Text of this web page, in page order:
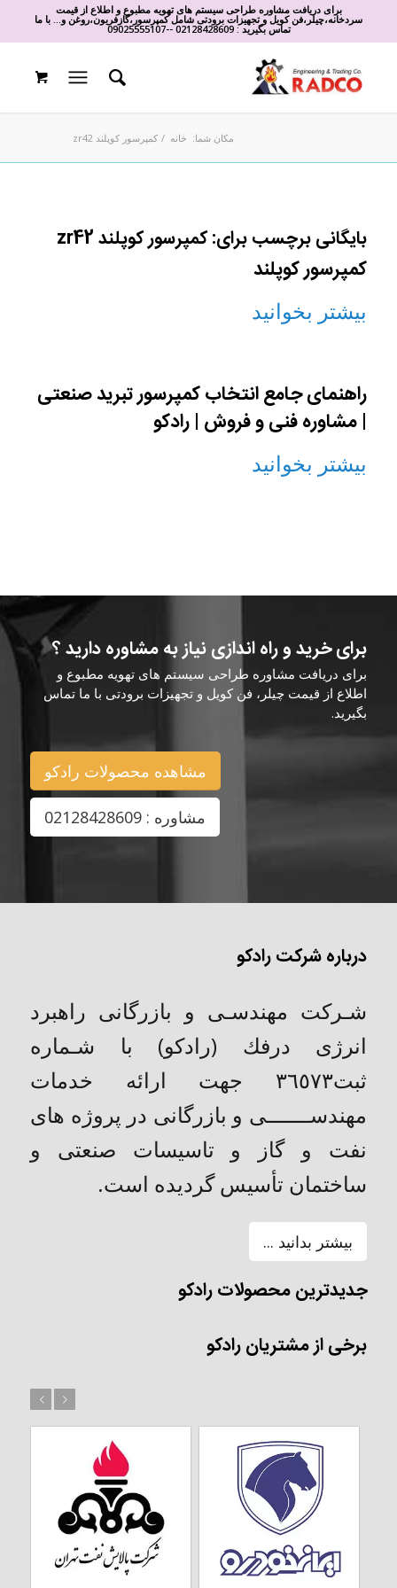
برای دریافت مشاوره طراحی سیستم های تهویه مطبوع و اطلاع از قیمت
سردخانه،چیلر،فن کویل و تجهیزات برودتی شامل کمپرسور،گازفریون،روغن و... با ما
تماس بگیرید :02128428609
-
-
09025555107
مکان شما: خانه / کمپرسور کوپلند zr42
بایگانی برچسب برای:کمپرسور کوپلند zr42
کمپرسور کوپلند
بیشتر بخوانید
راهنمای جامع انتخاب کمپرسور تبرید صنعتی
| مشاوره فنی و فروش | رادکو
بیشتر بخوانید
برای خرید و راه اندازی نیاز به مشاوره دارید ؟
برای دریافت مشاوره طراحی سیستم های تهویه مطبوع و
اطلاع از قیمت چیلر، فن کویل و تجهیزات برودتی با ما تماس
بگیرید.
مشاهده محصولات رادکو
مشاوره : 02128428609
درباره شرکت رادکو
شـركت مهندسـی و بازرگانی راهبرد
انرژی درفك (رادکو) با شـماره
ثبت٣٦٥٧٣ جهت ارائه خدمات
مهندســـــــی و بازرگانی در پروژه های
نفت و گاز و تاسیسات صنعتی و
ساختمان تأسیس گردیده است.
بیشتر بدانید ...
جدیدترین محصولات رادکو
برخی از مشتریان رادکو